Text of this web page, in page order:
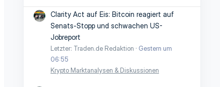
Clarity Act auf Eis: Bitcoin reagiert auf
Senats-Stopp und schwachen US-
Jobreport
Letzter: Traden.de Redaktion
Gestern um
06:55
Krypto Marktanalysen & Diskussionen